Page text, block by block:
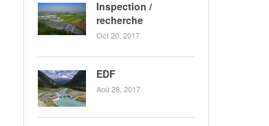
Inspection /
recherche
Oct 20, 2017
EDF
Aoû 28, 2017